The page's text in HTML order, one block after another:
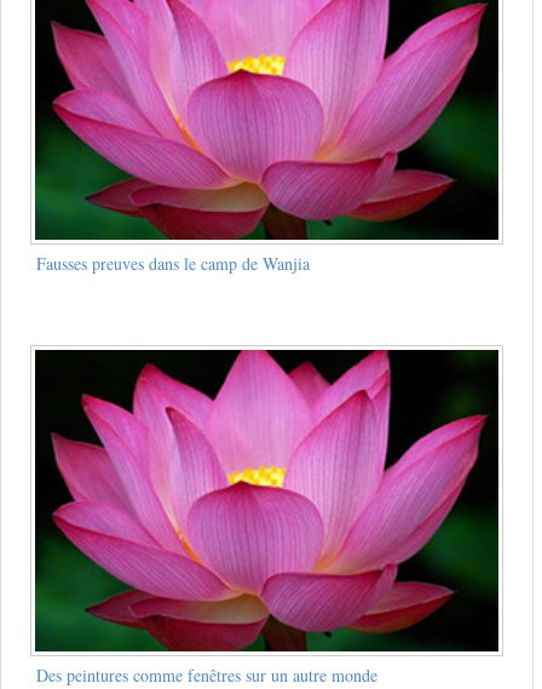
Fausses preuves dans le camp de Wanjia
Des peintures comme fenêtres sur un autre monde